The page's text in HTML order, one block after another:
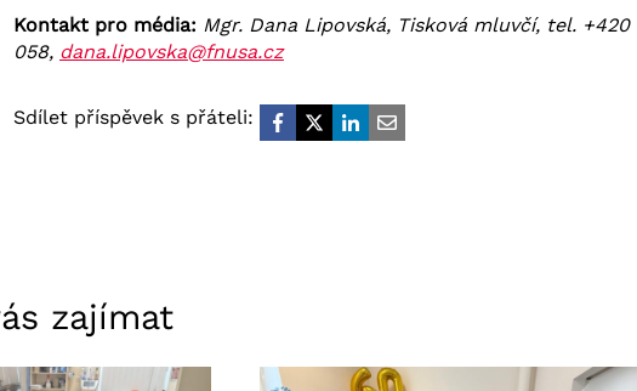
Kontakt pro média: Mgr. Dana Lipovská, Tisková mluvčí, tel. +420
058, dana.lipovska@fnusa.cz
Sdílet příspěvek s přáteli:
zajímat